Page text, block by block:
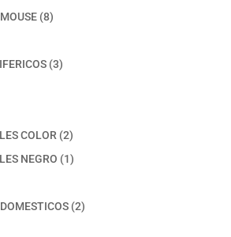
88
33
COLOR 22
productos
NEGRO 11
22